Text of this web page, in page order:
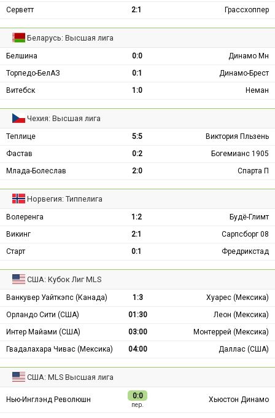
Серветт
2:1 Грассхоппер
Беларусь: Высшая лига
Белшина 0:0
Динамо Мн
Торпедо-БелАЗ
0:1
Динамо-Брест
Витебск
1:0 Неман
Чехия: Высшая лига
Теплице 5:5
Виктория Пльзень
Фастав
0:2
Богемианс 1905
Млада-Болеслав
2:0 Спарта П
Норвегия: Типпелига
Волеренга 1:2
Будё-Глимт
Викинг
2:1
Сарпсборг 08
Старт
0:1 Фредрикстад
США: Кубок Лиг MLS
Ванкувер Уайткэпс (Канада) 1:3
Хуарес (Мексика)
Орландо Сити (США)
01:30
Леон (Мексика)
Интер Майами (США)
03:00
Монтеррей (Мексика)
Гвадалахара Чивас (Мексика)
04:00 Даллас (США)
США: MLS Высшая лига
Нью-Инглэнд Революшн 0:0
пер.
Хьюстон Динамо